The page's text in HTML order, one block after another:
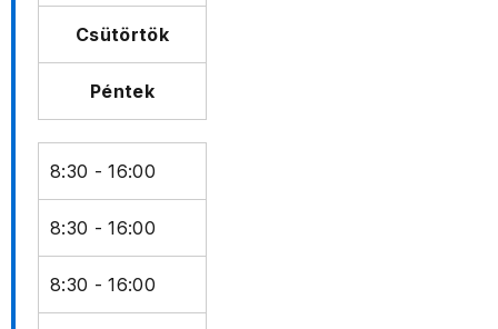
Csütörtök
Péntek
8:30 - 16:00
8:30 - 16:00
8:30 - 16:00